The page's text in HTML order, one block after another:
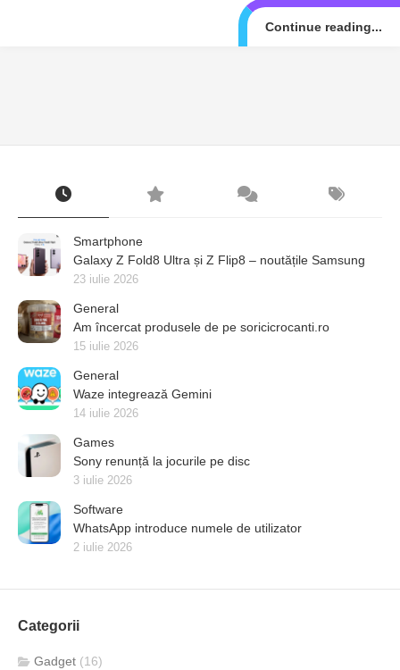
Continue reading...
Smartphone
Galaxy Z Fold8 Ultra și Z Flip8 – noutățile Samsung
23 iulie 2026
General
Am încercat produsele de pe soricicrocanti.ro
15 iulie 2026
General
Waze integrează Gemini
14 iulie 2026
Games
Sony renunță la jocurile pe disc
3 iulie 2026
Software
WhatsApp introduce numele de utilizator
2 iulie 2026
Categorii
Gadget (16)